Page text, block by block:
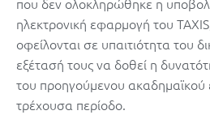
ηλεκτρονική εφαρμογή του
οφείλονται σε υπαιτιότητα του
εξέτασή τους να δοθεί η
του προηγούμενου ακαδημαϊκού
τρέχουσα περίοδο.